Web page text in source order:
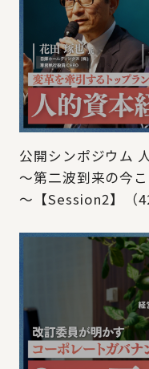
公開シンポジウム
～第二波到来の今
～【Session2】（